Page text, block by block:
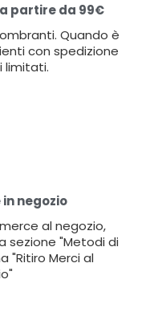
partire da 99€
Quando è
con spedizione
limitati.
negozio
al negozio,
sezione "Metodi di
"Ritiro Merci al